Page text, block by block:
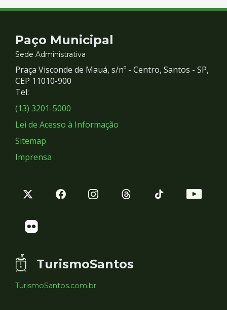
Contato
e
Redes
Sociais
Paço Municipal
Sede Administrativa
Praça Visconde de Mauá, s/nº - Centro, Santos - SP,
CEP 11010-900
Tel:
(13) 3201-5000
Lei de Acesso à Informação
Sitemap
Imprensa
TurismoSantos
TurismoSantos.com.br